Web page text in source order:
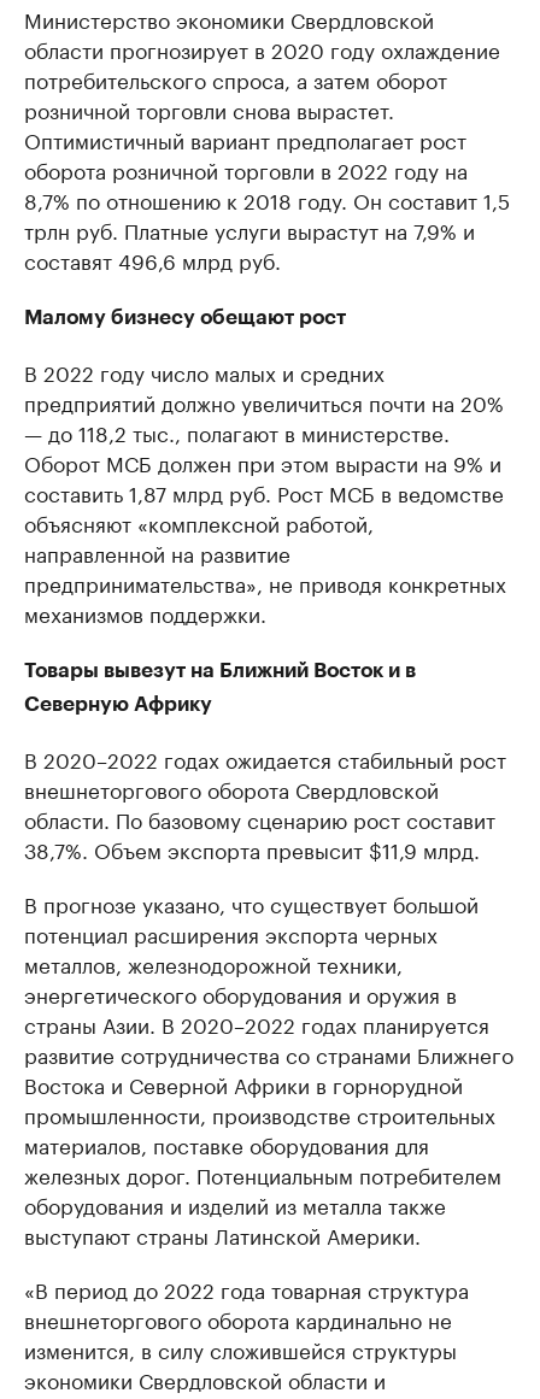
Министерство экономики Свердловской
области прогнозирует в 2020 году охлаждение
потребительского спроса, а затем оборот
розничной торговли снова вырастет.
Оптимистичный вариант предполагает рост
оборота розничной торговли в 2022 году на
8,7% по отношению к 2018 году. Он составит 1,5
трлн руб. Платные услуги вырастут на 7,9% и
составят 496,6 млрд руб.
Малому бизнесу обещают рост
В 2022 году число малых и средних
предприятий должно увеличиться почти на 20%
— до 118,2 тыс., полагают в министерстве.
Оборот МСБ должен при этом вырасти на 9% и
составить 1,87 млрд руб. Рост МСБ в ведомстве
объясняют «комплексной работой,
направленной на развитие
предпринимательства», не приводя конкретных
механизмов поддержки.
Товары вывезут на Ближний Восток и в
Северную Африку
В 2020–2022 годах ожидается стабильный рост
внешнеторгового оборота Свердловской
области. По базовому сценарию рост составит
38,7%. Объем экспорта превысит $11,9 млрд.
В прогнозе указано, что существует большой
потенциал расширения экспорта черных
металлов, железнодорожной техники,
энергетического оборудования и оружия в
страны Азии. В 2020–2022 годах планируется
развитие сотрудничества со странами Ближнего
Востока и Северной Африки в горнорудной
промышленности, производстве строительных
материалов, поставке оборудования для
железных дорог. Потенциальным потребителем
оборудования и изделий из металла также
выступают страны Латинской Америки.
«В период до 2022 года товарная структура
внешнеторгового оборота кардинально не
изменится, в силу сложившейся структуры
экономики Свердловской области и